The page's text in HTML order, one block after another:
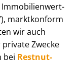
Im­mo­bi­li­en­wert­
marktkonform
wir auch
Zwecke
bei Rest­nut­